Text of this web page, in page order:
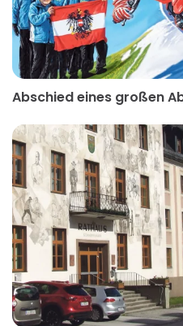
Abschied eines großen